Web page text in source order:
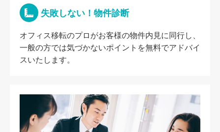
失敗しない！物件診断
オフィス移転のプロがお客様の物件内見に同行し、
一般の方では気づかないポイントを無料でアドバイ
スいたします。